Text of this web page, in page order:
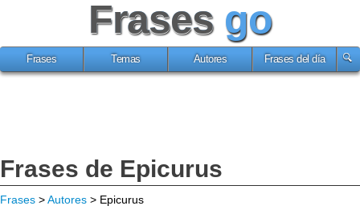
Frases go
Frases Temas Autores Frases del día
Frases de Epicurus
Frases >Autores > Epicurus